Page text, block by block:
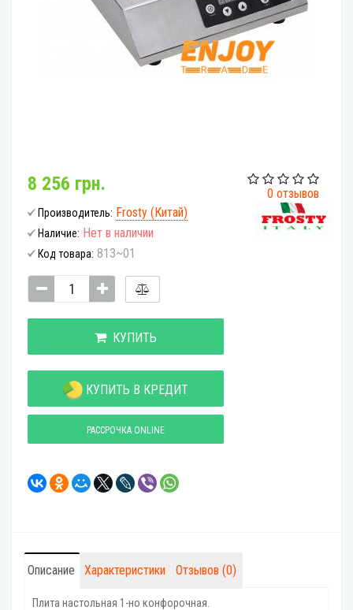
0 отзывов
8 256 грн.
Производитель: Frosty (Китай)
Наличие: Нет в наличии
Код товара: 813~01
КУПИТЬ
КУПИТЬ В КРЕДИТ
РАССРОЧКА ONLINE
Описание Характеристики Отзывов (0)
Плита настольная 1-но конфорочная.